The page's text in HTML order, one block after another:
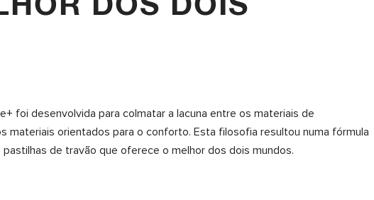
DOS DOIS
foi desenvolvida para colmatar a lacuna entre os materiais de
materiais orientados para o conforto. Esta filosofia resultou numa fórmula
pastilhas de travão que oferece o melhor dos dois mundos.